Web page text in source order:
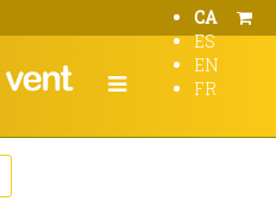
CA
ES
EN
FR